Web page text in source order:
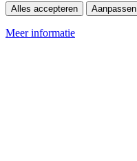
Alles accepteren Aanpassen
Meer informatie